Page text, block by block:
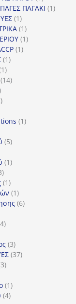
προϊόν
ΠΑΓΑΚΙ 11
11
προϊόν
11
προϊόν
11
11
11
11
προϊόν
1414
32
11
55
11
3
προϊόντα
11
προϊόν
11
προϊόν
66
44
33
προϊόντα
3737
33
11
προϊόν
44